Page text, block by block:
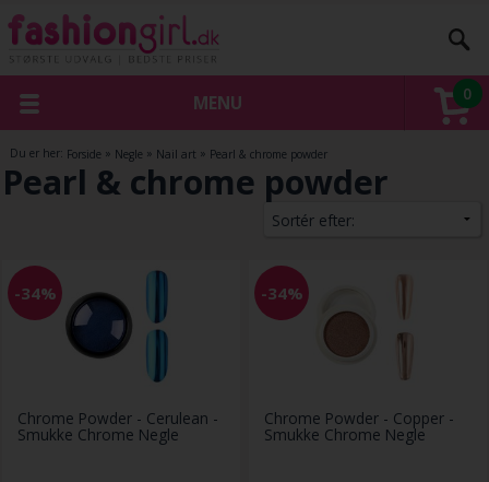
0
MENU
Du er her: Forside » Negle » Nail art » Pearl & chrome powder
Pearl & chrome powder
-34%
Chrome Powder - Cerulean -
Smukke Chrome Negle
-34%
Chrome Powder - Copper -
Smukke Chrome Negle